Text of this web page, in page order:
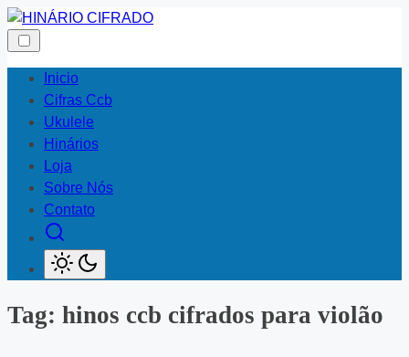
Skip
Inicio
Cifras Ccb
Ukulele
Hinários
Loja
Sobre Nós
Contato
Tag: hinos ccb cifrados para violão